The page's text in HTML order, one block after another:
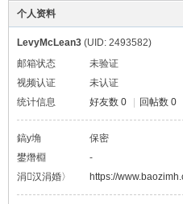
个人资料
LevyMcLean3 (UID: 2493582)
邮箱状态
未验证
视频认证
未认证
统计信息
好友数 0 回帖数 0
鎬у埆
保密
鐢熸棩
-
涓汉涓婚〉
https://